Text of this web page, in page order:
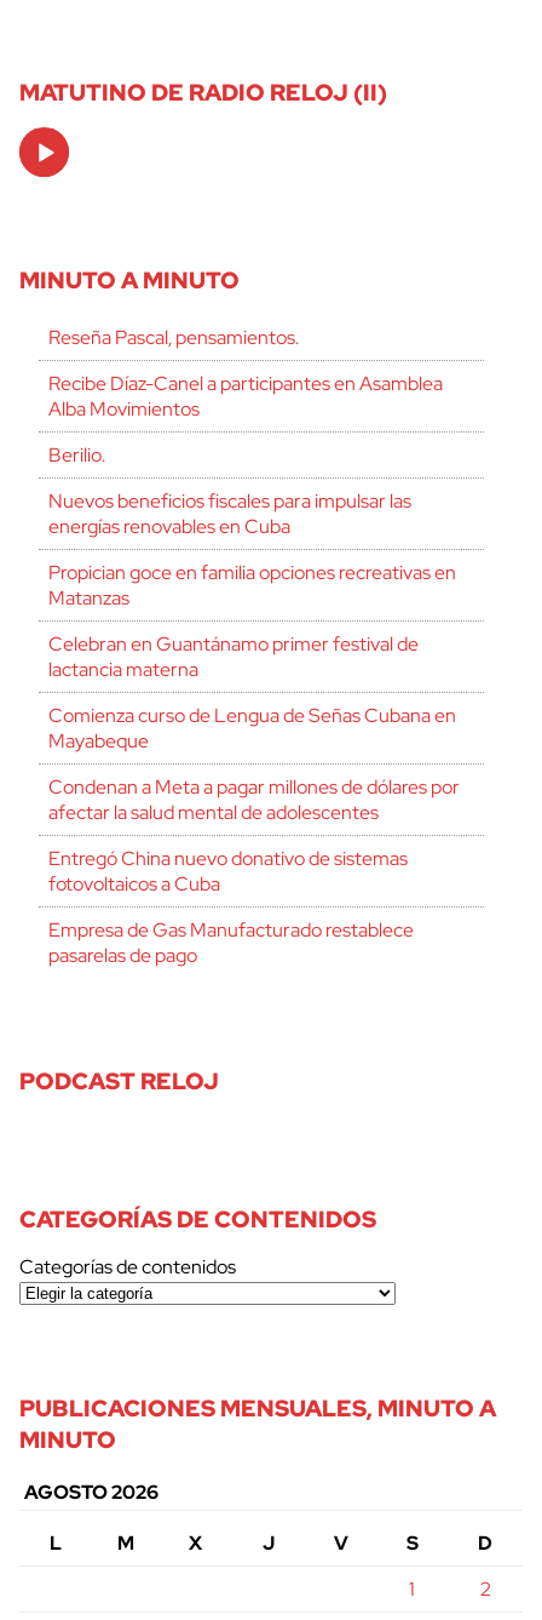
MATUTINO DE RADIO RELOJ (II)
Audio
Player
MINUTO A MINUTO
Reseña Pascal, pensamientos.
Recibe Díaz-Canel a participantes en Asamblea
Alba Movimientos
Berilio.
Nuevos beneficios fiscales para impulsar las
energías renovables en Cuba
Propician goce en familia opciones recreativas en
Matanzas
Celebran en Guantánamo primer festival de
lactancia materna
Comienza curso de Lengua de Señas Cubana en
Mayabeque
Condenan a Meta a pagar millones de dólares por
afectar la salud mental de adolescentes
Entregó China nuevo donativo de sistemas
fotovoltaicos a Cuba
Empresa de Gas Manufacturado restablece
pasarelas de pago
PODCAST RELOJ
CATEGORÍAS DE CONTENIDOS
Categorías de contenidos
PUBLICACIONES MENSUALES, MINUTO A
MINUTO
AGOSTO 2026
L
M X J V S
D
1
2